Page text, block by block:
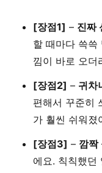
[장점1] – 진짜
할 때마다 쓱쓱
낌이 바로 오더
[장점2] – 귀차
편해서 꾸준히
가 훨씬 쉬워졌
[장점3] – 깜짝
에요. 칙칙했던